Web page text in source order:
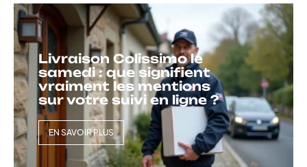
Livraison Colissimo le
samedi : que signifient
vraiment les mentions
sur votre suivi en ligne ?
EN SAVOIR PLUS